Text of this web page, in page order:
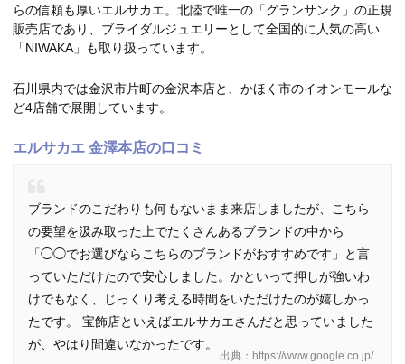
らの信頼も厚いエルサカエ。北陸で唯一の「グランサンク」の正規
販売店であり、ブライダルジュエリーとして全国的に人気の高い
「NIWAKA」も取り扱っています。
石川県内では金沢市片町の金沢本店と、かほく市のイオンモールな
ど4店舗で展開しています。
エルサカエ 金澤本店の口コミ
ブランドのこだわりも何もないまま来店しましたが、こちら
の要望を汲み取った上でたくさんあるブランドの中から
「◯◯でお選びならこちらのブランドがおすすめです」と言
っていただけたので安心しました。かといって押しが強いわ
けでもなく、じっくり考える時間をいただけたのが嬉しかっ
たです。 宝飾店といえばエルサカエさんだと思っていました
が、やはり間違いなかったです。
出典：https://www.google.co.jp/